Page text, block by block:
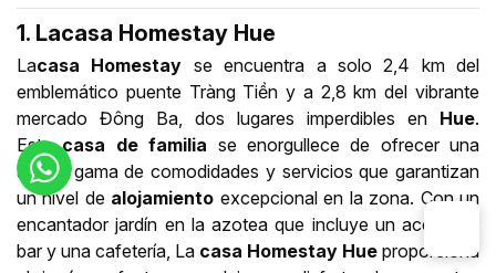
1. Lacasa Homestay Hue
Lacasa Homestay se encuentra a solo 2,4 km del
emblemático puente Tràng Tiền y a 2,8 km del vibrante
mercado Đông Ba, dos lugares imperdibles en Hue.
Estacasa de familia se enorgullece de ofrecer una
amplia gama de comodidades y servicios que garantizan
un nivel de alojamiento excepcional en la zona. Con un
encantador jardín en la azotea que incluye un acogedor
bar y una cafetería, La casa Homestay Hue proporciona